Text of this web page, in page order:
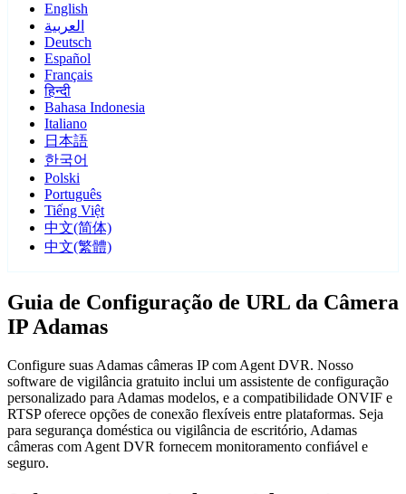
English
العربية
Deutsch
Español
Français
हिन्दी
Bahasa Indonesia
Italiano
日本語
한국어
Polski
Português
Tiếng Việt
中文(简体)
中文(繁體)
Guia de Configuração de URL da Câmera
IP Adamas
Configure suas Adamas câmeras IP com Agent DVR. Nosso
software de vigilância gratuito inclui um assistente de configuração
personalizado para Adamas modelos, e a compatibilidade ONVIF e
RTSP oferece opções de conexão flexíveis entre plataformas. Seja
para segurança doméstica ou vigilância de escritório, Adamas
câmeras com Agent DVR fornecem monitoramento confiável e
seguro.